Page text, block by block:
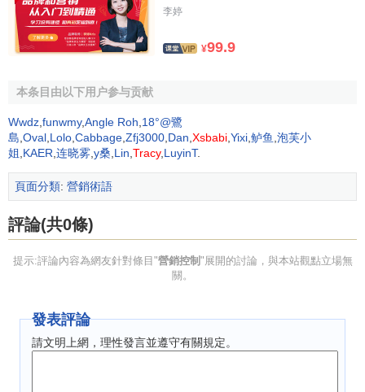
盈利能力控制
產品、不同銷售地區、不同顧客群、不同
盈利能力指標包括資產收益率、銷售利潤率和資產周轉
率、 現金周轉率、存貨周轉率和 應收賬款周轉率
酬率等。
企業要取得較高的盈利水平和較好的
對直接推銷費用、促銷費用、
用、其他營銷費用，以及生產產品的材料費、人工費和 製造
，全面降低支出水平。
營銷效率控制
假如盈利分析發現公司在某些產品、地區或市場方面的
李婷
¥99.9
本条目由以下用户参与贡献
Wwdz funwmy,Angle Roh 18°@鷺
島 Oval Lolo Cabbage Zfj3000 Dan Xsbabi Yixi 鲈鱼 泡芙小
姐 KAER 连晓雾 y桑 Lin Tracy, LuyinT.
頁面分類: 營銷術語
評論(共0條)
提示:評論內容為網友針對條目"營銷控制 "展開的討論，與本站觀點立場無
關。
發表評論
請文明上網，理性發言並遵守有關規定。